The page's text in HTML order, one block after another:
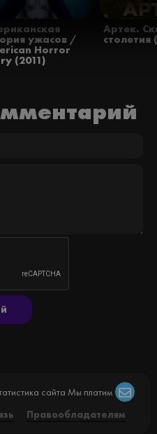
ужасов /
Horror
(2011)
Артек.
столетия
сайта Мы платим
Правообладателям